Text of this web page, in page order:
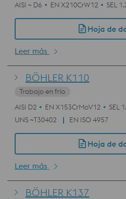
AISI ~ D6
EN X210CrW12 SEL
Hoja de
Leer más
BÖHLER K110
Trabajo en frío
AISI D2
EN X153CrMoV12
SEL
UNS ~T30402
EN ISO 4957
Hoja de
Leer más
BÖHLER K137